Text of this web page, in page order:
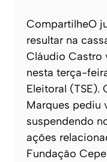
CompartilheO
resultar na
Cláudio Castro
nesta terça-
Eleitoral (TSE).
Marques pediu
suspendendo
ações
Fundação